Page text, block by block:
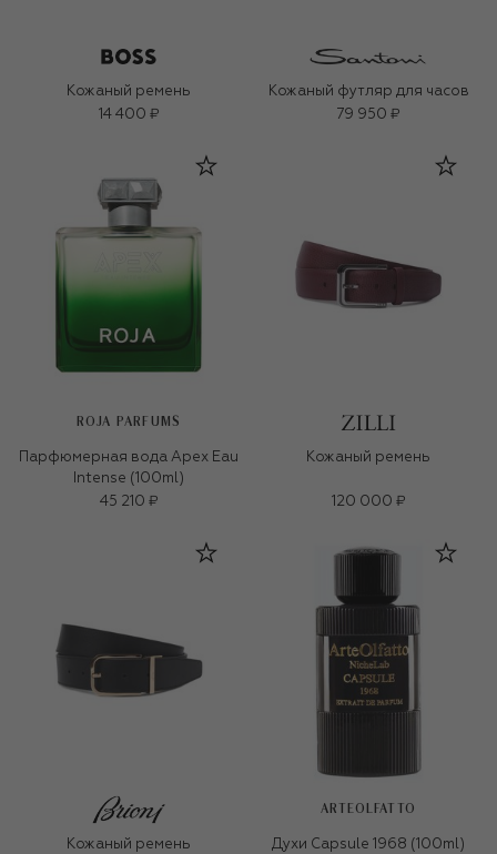
Кожаный ремень
14 400 ₽
Кожаный футляр для часов
79 950 ₽
ROJA PARFUMS
Парфюмерная вода Apex Eau
Intense (100ml)
45 210 ₽
Кожаный ремень
120 000 ₽
Кожаный ремень
ARTEOLFATTO
Духи Capsule 1968 (100ml)